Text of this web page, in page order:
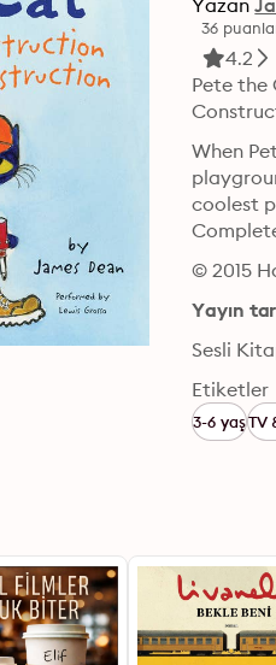
Yazan
36
4.2
Pete the
When
coolest
© 2015
Yayın
Sesli
Etiketler
3-6 yaşTV